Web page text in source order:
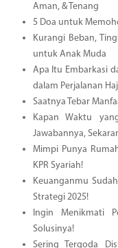
Aman, & Tenang
5 Doa untuk
Kurangi Beban,
untuk Anak Muda
Apa Itu Embarkasi
dalam Perjalanan
Saatnya Tebar
Kapan Waktu
Jawabannya,
Mimpi Punya
KPR Syariah!
Keuanganmu
Strategi 2025!
Ingin Menikmati
Solusinya!
Sering Tergoda